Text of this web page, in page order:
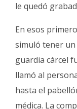
le quedó
En esos
simuló tener un
guardia cárcel
llamó al
hasta el
médica. La